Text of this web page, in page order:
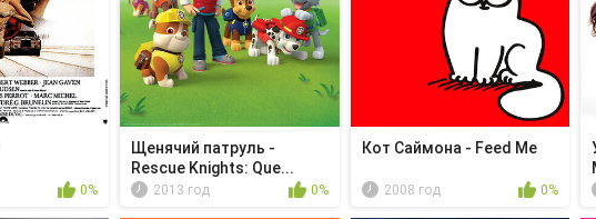
0%
Щенячий патруль -
Rescue Knights: Que...
2013 год 0%
Кот Саймона - Feed Me
2008 год 0%